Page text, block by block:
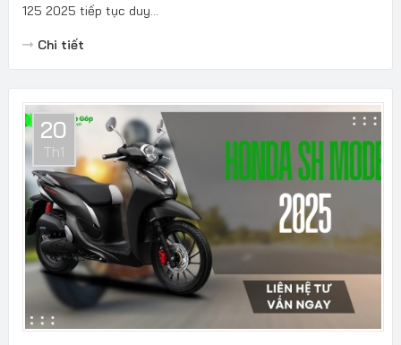
125 2025 tiếp tục duy...
Chi tiết
20
Th1